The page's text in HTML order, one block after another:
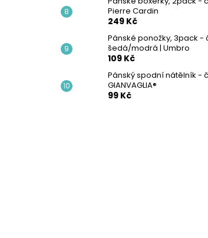
Pierre Cardin
249 Kč
Pánské ponožky, 3pack -
šedá/modrá | Umbro
109 Kč
Pánský spodní nátělník -
GIANVAGLIA®
99 Kč